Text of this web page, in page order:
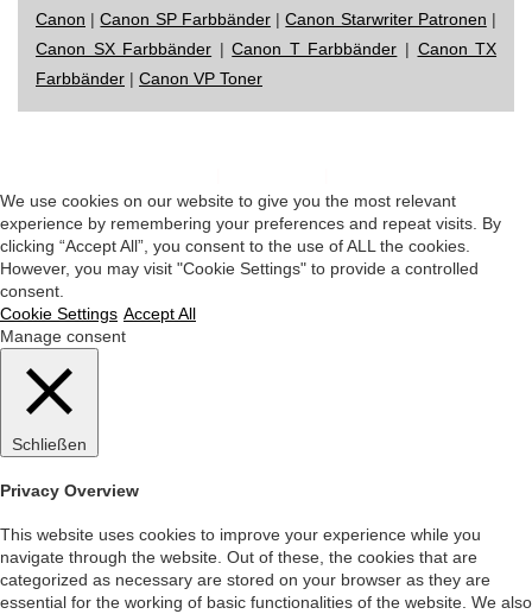
Canon |Canon SP Farbbänder|Canon Starwriter Patronen |
Canon SX Farbbänder |Canon T Farbbänder | Canon TX
Farbbänder | Canon VP Toner
We use cookies on our website to give you the most relevant
experience by remembering your preferences and repeat visits. By
clicking “Accept All”, you consent to the use of ALL the cookies.
However, you may visit "Cookie Settings" to provide a controlled
consent.
Cookie Settings Accept All
Manage consent
Schließen
Privacy Overview
This website uses cookies to improve your experience while you
navigate through the website. Out of these, the cookies that are
categorized as necessary are stored on your browser as they are
essential for the working of basic functionalities of the website. We also